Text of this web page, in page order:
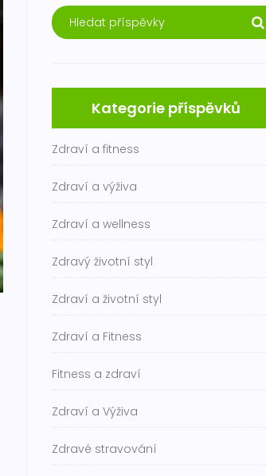
Kategorie příspěvků
Zdraví a fitness
Zdraví a výživa
Zdraví a wellness
Zdravý životní styl
Zdraví a životní styl
Zdraví a Fitness
Fitness a zdraví
Zdraví a Výživa
Zdravé stravování